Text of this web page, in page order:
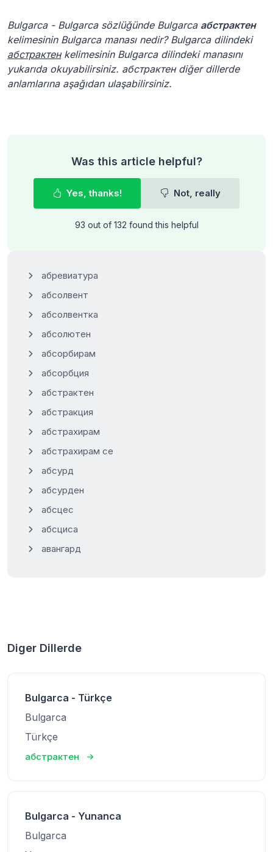
Bulgarca - Bulgarca sözlüğünde Bulgarca абстрактен
kelimesinin Bulgarca manası nedir? Bulgarca dilindeki
абстрактенkelimesinin Bulgarca dilindeki manasını
yukarıda okuyabilirsiniz. абстрактен diğer dillerde
anlamlarına aşağıdan ulaşabilirsiniz.
Was this article helpful?
Yes, thanks! Not, really
93 out of 132 found this helpful
абревиатура
абсолвент
абсолвентка
абсолютен
абсорбирам
абсорбция
абстрактен
абстракция
абстрахирам
абстрахирам се
абсурд
абсурден
абсцес
абсциса
авангард
Diger Dillerde
Bulgarca - Türkçe
Bulgarca
Türkçe
абстрактен
Bulgarca - Yunanca
Bulgarca